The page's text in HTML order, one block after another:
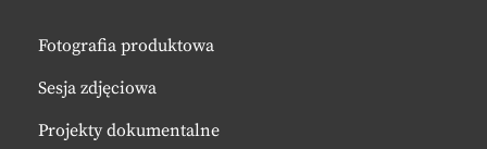
Fotografia produktowa
Sesja zdjęciowa
Projekty dokumentalne